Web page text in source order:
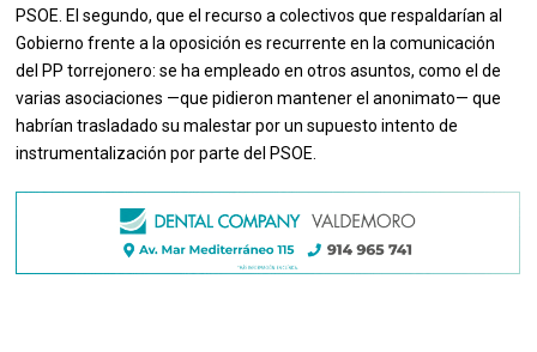
PSOE. El segundo, que el recurso a colectivos que respaldarían al
Gobierno frente a la oposición es recurrente en la comunicación
del PP torrejonero: se ha empleado en otros asuntos, como el de
varias asociaciones —que pidieron mantener el anonimato— que
habrían trasladado su malestar por un supuesto intento de
instrumentalización por parte del PSOE.